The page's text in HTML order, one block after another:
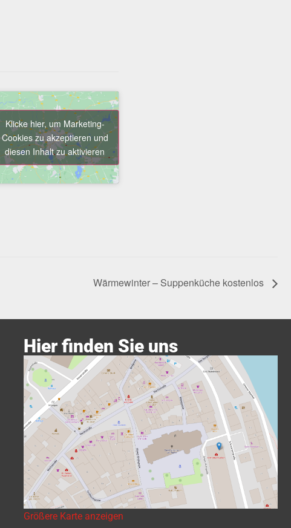
Klicke hier, um Marketing-
Cookies zu akzeptieren und
diesen Inhalt zu aktivieren
Wärmewinter – Suppenküche kostenlos
Hier finden Sie uns
Größere Karte anzeigen